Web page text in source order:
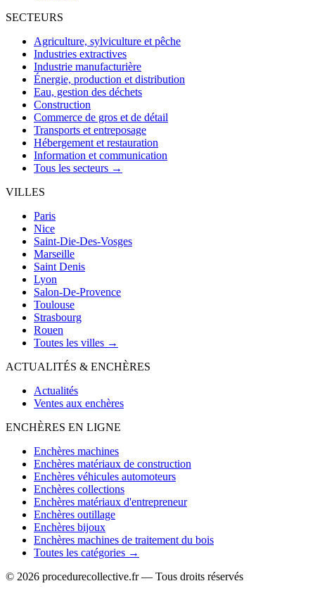
SECTEURS
Agriculture, sylviculture et pêche
Industries extractives
Industrie manufacturière
Énergie, production et distribution
Eau, gestion des déchets
Construction
Commerce de gros et de détail
Transports et entreposage
Hébergement et restauration
Information et communication
Tous les secteurs →
VILLES
Paris
Nice
Saint-Die-Des-Vosges
Marseille
Saint Denis
Lyon
Salon-De-Provence
Toulouse
Strasbourg
Rouen
Toutes les villes →
ACTUALITÉS & ENCHÈRES
Actualités
Ventes aux enchères
ENCHÈRES EN LIGNE
Enchères machines
Enchères matériaux de construction
Enchères véhicules automoteurs
Enchères collections
Enchères matériaux d'entrepreneur
Enchères outillage
Enchères bijoux
Enchères machines de traitement du bois
Toutes les catégories →
© 2026 procedurecollective.fr — Tous droits réservés